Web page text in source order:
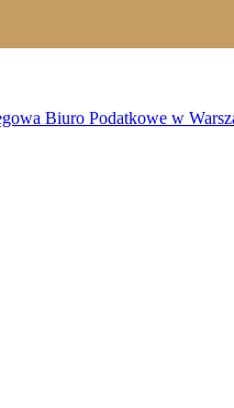
Biuro Podatkowe w